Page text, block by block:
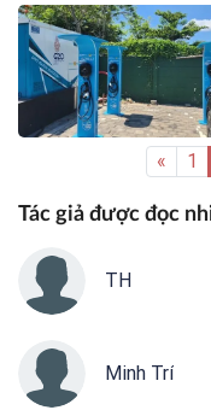
« 1
Tác giả được đọc
TH
Minh Trí